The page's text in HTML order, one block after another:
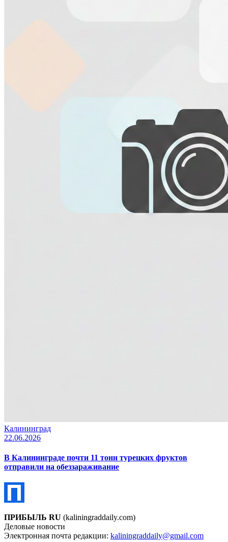
Калининград
22.06.2026
В Калининграде почти 11 тонн турецких фруктов
отправили на обеззараживание
ПРИБЫЛЬ RU (kaliningraddaily.com)
Деловые новости
Электронная почта редакции: kaliningraddaily@gmail.com